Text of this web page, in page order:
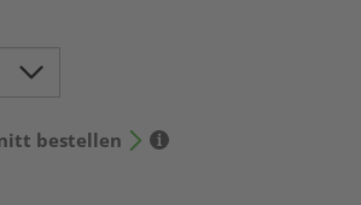
bestellen